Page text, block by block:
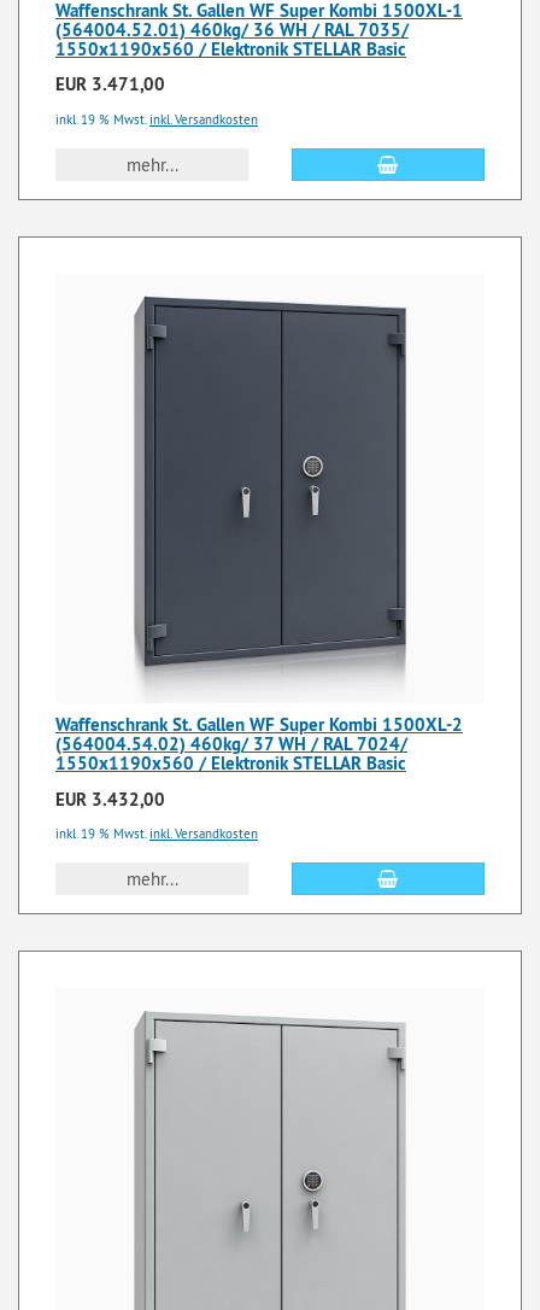
Waffenschrank St. Gallen WF Super Kombi 1500XL-1
(564004.52.01) 460kg/ 36 WH / RAL 7035/
1550x1190x560 / Elektronik STELLAR Basic
EUR 3.471,00
inkl. 19 % Mwst. inkl. Versandkosten
mehr...
Waffenschrank St. Gallen WF Super Kombi 1500XL-2
(564004.54.02) 460kg/ 37 WH / RAL 7024/
1550x1190x560 / Elektronik STELLAR Basic
EUR 3.432,00
inkl. 19 % Mwst. inkl. Versandkosten
mehr...